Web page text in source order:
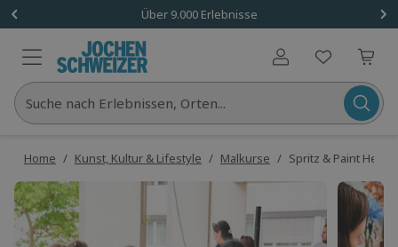
Über 9.000 Erlebnisse
Benutzerkonto
Suche nach Erlebnissen, Orten...
Home / Kunst, Kultur & Lifestyle / Malkurse / Spritz & Paint